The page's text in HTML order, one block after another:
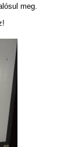
meg.